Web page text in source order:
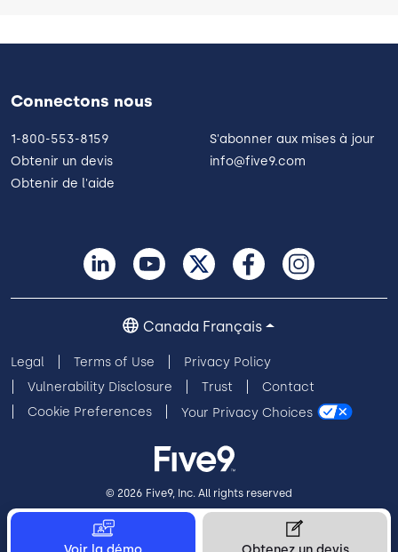
Connectons nous
1-800-553-8159
Obtenir un devis
Obtenir de l'aide
S'abonner aux mises à jour
info@five9.com
Legal Terms of Use
Privacy Policy
Vulnerability Disclosure
Trust
Contact
Cookie Preferences
Your Privacy Choices
Canada Français
© 2026 Five9, Inc. All rights reserved